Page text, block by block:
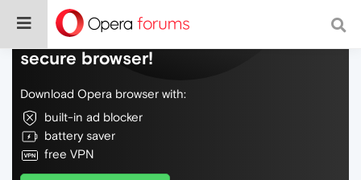
Do more on the web, with a fast and
secure browser!
Download Opera browser with:
built-in ad blocker
battery saver
free VPN